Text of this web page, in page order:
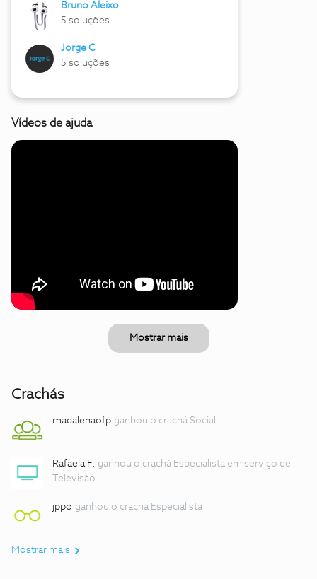
Bruno Aleixo
5 soluções
Jorge C
5 soluções
Vídeos de ajuda
Mostrar mais
Crachás
madalenaofp ganhou o crachá Social
Rafaela F. ganhou o crachá Especialista em serviço de
Televisão
jppo ganhou o crachá Especialista
Mostrar mais